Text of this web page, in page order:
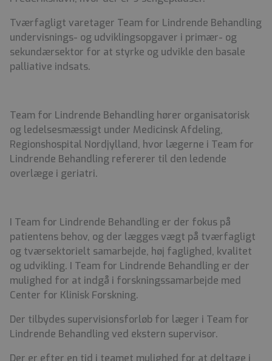
Tværfagligt varetager Team for Lindrende Behandling
undervisnings- og udviklingsopgaver i primær- og
sekundærsektor for at styrke og udvikle den basale
palliative indsats.
Team for Lindrende Behandling hører organisatorisk
og ledelsesmæssigt under Medicinsk Afdeling,
Regionshospital Nordjylland, hvor lægerne i Team for
Lindrende Behandling refererer til den ledende
overlæge i geriatri.
I Team for Lindrende Behandling er der fokus på
patientens behov, og der lægges vægt på tværfagligt
og tværsektorielt samarbejde, høj faglighed, kvalitet
og udvikling. I Team for Lindrende Behandling er der
mulighed for at indgå i forskningssamarbejde med
Center for Klinisk Forskning.
Der tilbydes supervisionsforløb for læger i Team for
Lindrende Behandling ved ekstern supervisor.
Der er efter en tid i teamet mulighed for at deltage i